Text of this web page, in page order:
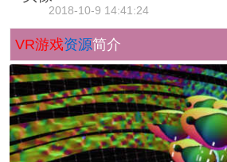
2018-10-9 14:41:24
VR游戏资源简介